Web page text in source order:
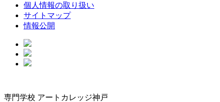
個人情報の取り扱い
サイトマップ
情報公開
専門学校 アートカレッジ神戸